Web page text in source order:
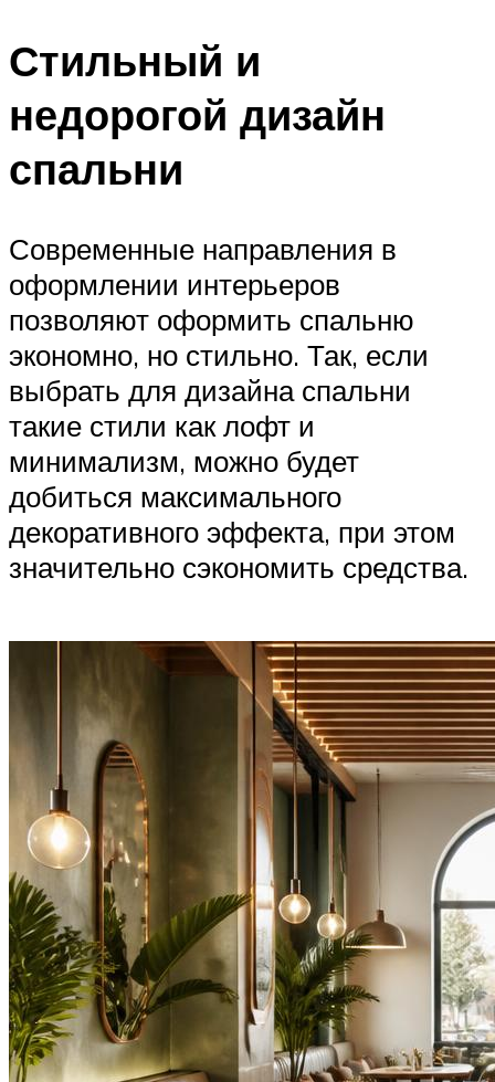
Стильный и
недорогой дизайн
спальни
Современные направления в
оформлении интерьеров
позволяют оформить спальню
экономно, но стильно. Так, если
выбрать для дизайна спальни
такие стили как лофт и
минимализм, можно будет
добиться максимального
декоративного эффекта, при этом
значительно сэкономить средства.